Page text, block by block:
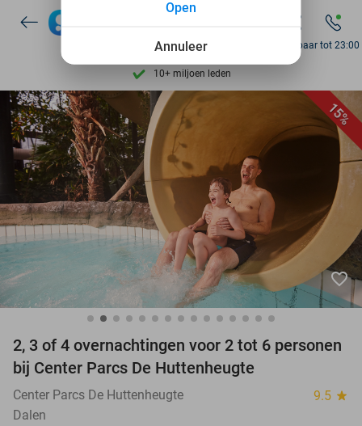
Ontdek 15.000+ deals
7 dagen per week beschikbaar
10+ miljoen leden
9,4 op basis van 205.983 reviews
Ontdek 15.000+ deals
7 dagen per week beschikbaar
10+ miljoen leden
Bereikbaar tot 23:00
15%
favorite_border
2, 3 of 4 overnachtingen voor 2 tot 6 personen
bij Center Parcs De Huttenheugte
Center Parcs De Huttenheugte 9.5 star
Dalen
Annuleer
Open